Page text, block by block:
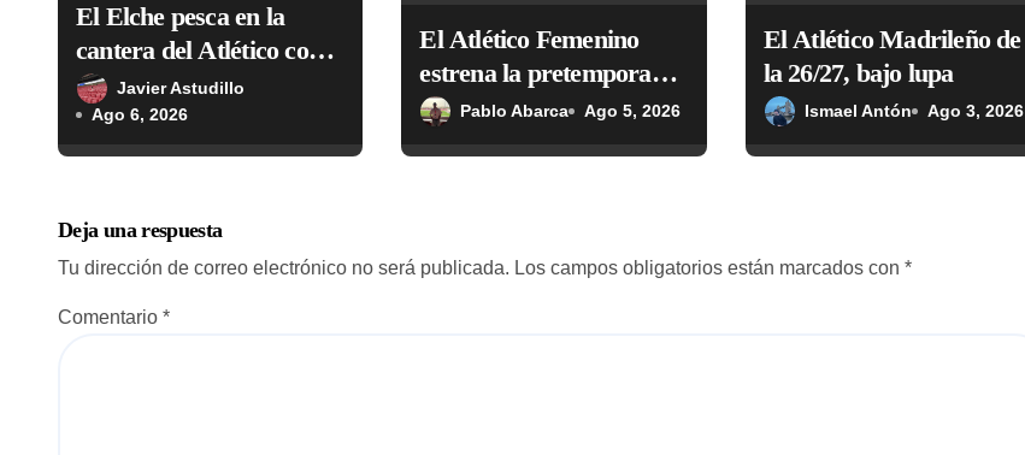
n
t
r
a
d
El Elche pesca en la
cantera del Atlético con
el fichaje de Morcillo
Javier Astudillo
Ago 6, 2026
El Atlético Femenino
estrena la pretemporada
con empate
Pablo Abarca Ago 5, 2026
El Atlético Madrileño de
la 26/27, bajo lupa
Ismael Antón Ago 3, 2026
Deja una respuesta
Tu dirección de correo electrónico no será publicada. Los campos obligatorios están marcados con *
Comentario *